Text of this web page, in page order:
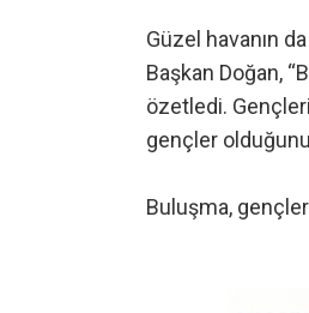
Güzel havanın
Başkan Doğan,
özetledi.
gençler
Buluşma,